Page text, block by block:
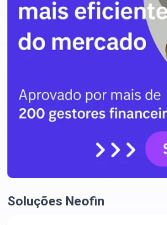
Soluções Neofin